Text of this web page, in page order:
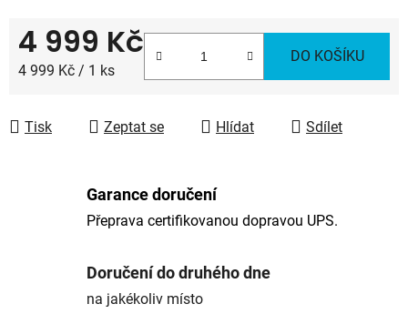
4 999 Kč
Měrná cena:
4 999 Kč / 1 ks
DO KOŠÍKU
Tisk Zeptat se Hlídat Sdílet
Garance doručení
Přeprava certifikovanou dopravou UPS.
Doručení do druhého dne
na jakékoliv místo